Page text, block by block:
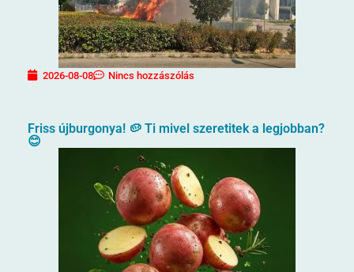
2026-08-08 Nincs hozzászólás
Friss újburgonya! 🥔 Ti mivel szeretitek a legjobban?
😊